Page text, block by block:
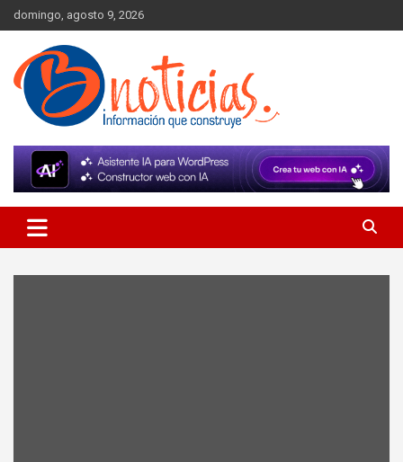
Skip
to
content
domingo, agosto 9, 2026
BNoticias